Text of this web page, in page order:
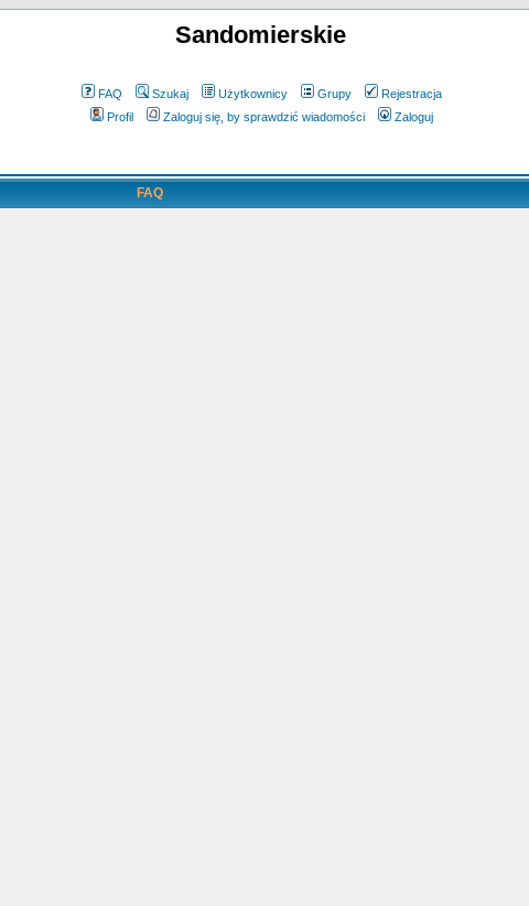
Sandomierskie
FAQ Szukaj Użytkownicy Grupy
Rejestracja
Profil
Zaloguj się, by sprawdzić wiadomości Zaloguj
FAQ